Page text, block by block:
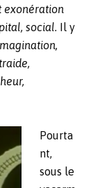
exonération
social. Il y
Pourta
nt,
sous le